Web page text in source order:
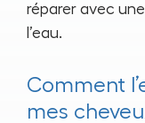
réparer avec
l’eau.
Comment
mes